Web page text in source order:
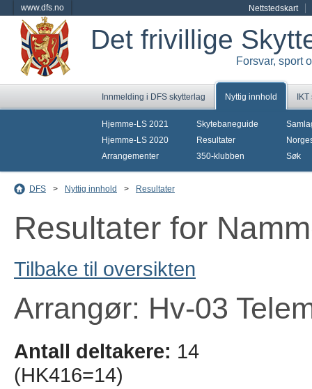
www.dfs.no Nettstedskart
Det frivillige
Forsvar, sport
Innmelding i DFS skytterlag Nyttig innhold
Hjemme-LS 2021
Hjemme-LS 2020
Arrangementer
Skytebaneguide
Resultater
350-klubben
Søk
DFS > Nyttig innhold > Resultater
Resultater for
Tilbake til oversikten
Arrangør: Hv-03
Antall deltakere: 14
(HK416=14)